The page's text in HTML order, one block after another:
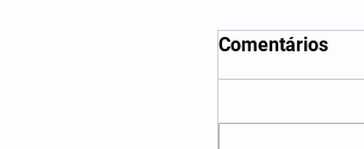
Comentários